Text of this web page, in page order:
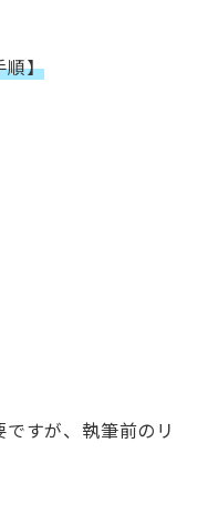
順】
すが、執筆前のリ